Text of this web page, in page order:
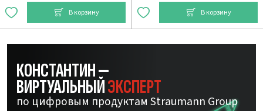
В корзину В корзину
КОНСТАНТИН —
ВИРТУАЛЬНЫЙЭКСПЕРТ
по цифровым продуктам Straumann Group